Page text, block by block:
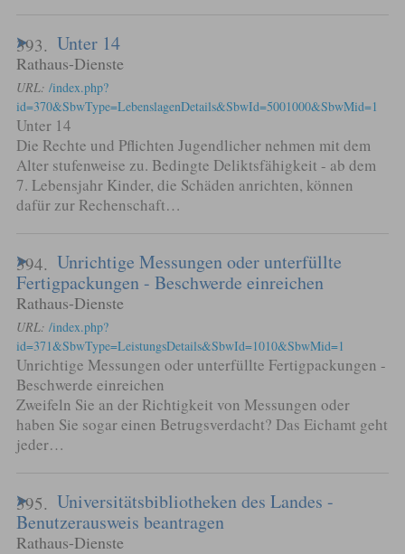
393. Unter 14
Rathaus-Dienste
URL: /index.php?
id=370&SbwType=LebenslagenDetails&SbwId=5001000&SbwMid=1
Unter 14
Die Rechte und Pflichten Jugendlicher nehmen mit dem
Alter stufenweise zu. Bedingte Deliktsfähigkeit - ab dem
7. Lebensjahr Kinder, die Schäden anrichten, können
dafür zur Rechenschaft…
394. Unrichtige Messungen oder unterfüllte
Fertigpackungen - Beschwerde einreichen
Rathaus-Dienste
URL: /index.php?
id=371&SbwType=LeistungsDetails&SbwId=1010&SbwMid=1
Unrichtige Messungen oder unterfüllte Fertigpackungen -
Beschwerde einreichen
Zweifeln Sie an der Richtigkeit von Messungen oder
haben Sie sogar einen Betrugsverdacht? Das Eichamt geht
jeder…
395. Universitätsbibliotheken des Landes -
Benutzerausweis beantragen
Rathaus-Dienste